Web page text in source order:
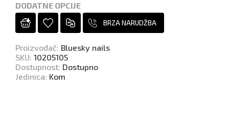
DODATNE OPCIJE
BRZA NARUDŽBA
Proizvođač: Bluesky nails
SKU: 10205105
Dostupnost: Dostupno
Jedinica: Kom